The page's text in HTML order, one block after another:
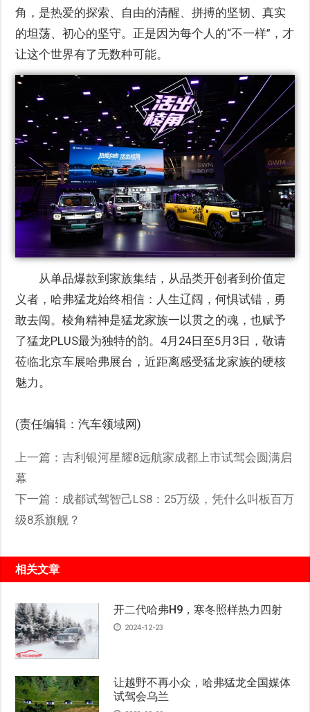
角，是热爱的探索、自由的清醒、拼搏的坚韧、真实
的坦荡、初心的坚守。正是因为每个人的“不一样”，才
让这个世界有了无数种可能。
从单品爆款到家族集结，从品类开创者到价值定
义者，哈弗猛龙始终相信：人生辽阔，何惧试错，勇
敢去闯。棱角精神是猛龙家族一以贯之的魂，也赋予
了猛龙PLUS最为独特的韵。4月24日至5月3日，敬请
莅临北京车展哈弗展台，近距离感受猛龙家族的硬核
魅力。
(责任编辑：汽车领域网)
上一篇：吉利银河星耀8远航家成都上市试驾会圆满启
幕
下一篇： 成都试驾智己LS8：25万级，凭什么叫板百万
级8系旗舰？
相关文章
开二代哈弗H9，寒冬照样热力四射
2024-12-23
让越野不再小众，哈弗猛龙全国媒体
试驾会乌兰